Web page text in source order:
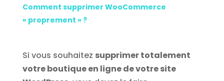
Comment supprimer WooCommerce
« proprement » ?
Si vous souhaitez supprimer totalement
votre boutique en ligne de votre site